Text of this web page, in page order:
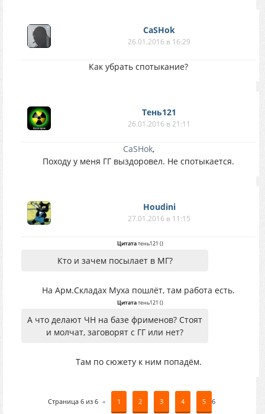
CaSHok
26.01.2016 в 16:29
Как убрать спотыкание?
Тень121
26.01.2016 в 21:11
CaSHok,
Походу у меня ГГ выздоровел. Не спотыкается.
Houdini
27.01.2016 в 11:15
Цитататень121 ()
Кто и зачем посылает в МГ?
На Арм.Складах Муха пошлёт, там работа есть.
Цитататень121 ()
А что делают ЧН на базе фрименов? Стоят
и молчат, заговорят с ГГ или нет?
Там по сюжету к ним попадём.
Страница 6 из 6 « 1 2 3 4 5 6